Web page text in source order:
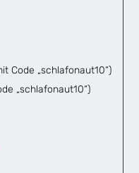
Code „schlafonaut10“)
„schlafonaut10“)